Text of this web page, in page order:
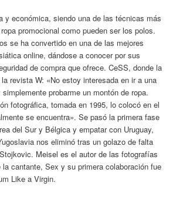
y económica, siendo una de las técnicas más
promocional como pueden ser los polos.
se ha convertido en una de las mejores
online, dándose a conocer por sus
de compra que ofrece. CeSS, donde la
revista W: «No estoy interesada en ir a una
probarme un montón de ropa.
fotográfica, tomada en 1995, lo colocó en el
se encuentra». Se pasó la primera fase
del Sur y Bélgica y empatar con Uruguay,
nos eliminó tras un golazo de falta
Meisel es el autor de las fotografías
la cantante, Sex y su primera colaboración fue
Like a Virgin.